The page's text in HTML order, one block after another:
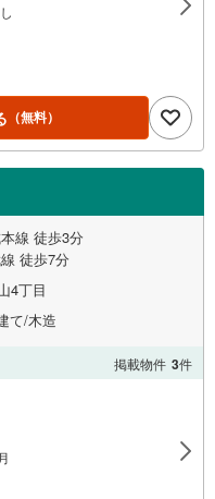
（無料）
線 徒歩3分
徒歩7分
4丁目
て/木造
掲載物件 3件